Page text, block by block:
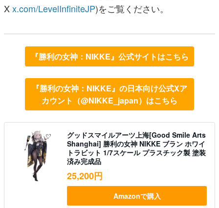
Xx.com/LevelInfiniteJP)をご覧ください。
『勝利の女神：NIKKE』公式サイトはこちら
『勝利の女神：NIKKE』の日本向け公式Xア
カウント（@NIKKE_japan）はこちら
グッドスマイルアーツ上海[Good Smile Arts
Shanghai] 勝利の女神 NIKKE ブラン ホワイ
トラビット 1/7スケール プラスチック製 塗装
済み完成品
25,200円
Amazonで購入